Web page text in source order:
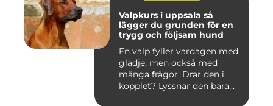
Valpkurs i uppsala så
lägger du grunden för en
trygg och följsam hund
En valp fyller vardagen med
glädje, men också med
många frågor. Drar den i
kopplet? Lyssnar den bara...